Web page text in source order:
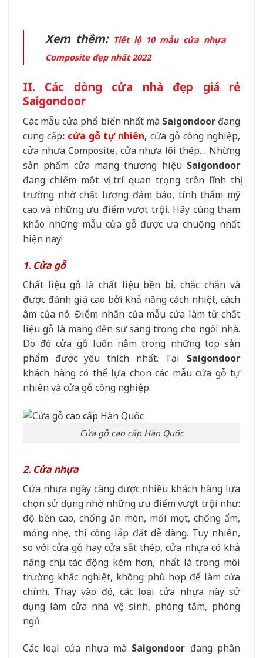
Xem thêm: Tiết lộ 10 mẫu cửa nhựa
Composite đẹp nhất 2022
II. Các dòng cửa nhà đẹp giá rẻ
Saigondoor
Các mẫu cửa phổ biến nhất mà Saigondoorđang
cung cấp: cửa gỗ tự nhiên, cửa gỗ công nghiệp,
cửa nhựa Composite, cửa nhựa lõi thép… Những
sản phẩm cửa mang thương hiệu Saigondoor
đang chiếm một vị trí quan trọng trên lĩnh thị
trường nhờ chất lượng đảm bảo, tính thẩm mỹ
cao và những ưu điểm vượt trội. Hãy cùng tham
khảo những mẫu cửa gỗ được ưa chuộng nhất
hiện nay!
1. Cửa gỗ
Chất liệu gỗ là chất liệu bền bỉ, chắc chắn và
được đánh giá cao bởi khả năng cách nhiệt, cách
âm của nó. Điểm nhấn của mẫu cửa làm từ chất
liệu gỗ là mang đến sự sang trọng cho ngôi nhà.
Do đó cửa gỗ luôn nằm trong những top sản
phẩm được yêu thích nhất. Tại Saigondoor
khách hàng có thể lựa chọn các mẫu cửa gỗ tự
nhiên và cửa gỗ công nghiệp.
Cửa gỗ cao cấp Hàn Quốc
2. Cửa nhựa
Cửa nhựangày càng được nhiều khách hàng lựa
chọn sử dụng nhờ những ưu điểm vượt trội như:
độ bền cao, chống ăn mòn, mối mọt, chống ẩm,
mỏng nhẹ, thi công lắp đặt dễ dàng. Tuy nhiên,
so với cửa gỗ hay cửa sắt thép, cửa nhựa có khả
năng chịu tác động kém hơn, nhất là trong môi
trường khắc nghiệt, không phù hợp để làm cửa
chính. Thay vào đó, các loại cửa nhựa này sử
dụng làmcửa nhà vệ sinh, phòng tắm, phòng
ngủ.
Các loại cửa nhựa mà Saigondoor đang phân